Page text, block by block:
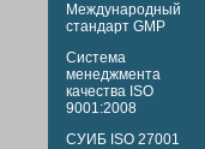
Международный
стандарт GMP
Система
менеджмента
качества ISO
9001:2008
СУИБ ISO 27001